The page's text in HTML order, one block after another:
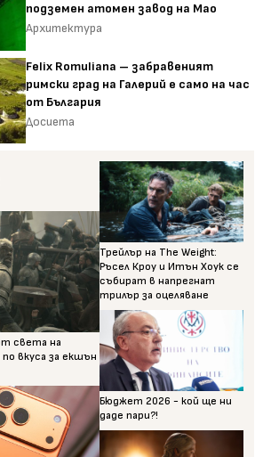
подземен атомен завод на Мао
Архитектура
Felix Romuliana – забравеният
римски град на Галерий е само на час
от България
Досиета
света на
вкуса за екшън
Трейлър на The Weight:
Ръсел Кроу и Итън Хоук се
събират в напрегнат
трилър за оцеляване
Бюджет 2026 - кой ще ни
даде пари?!